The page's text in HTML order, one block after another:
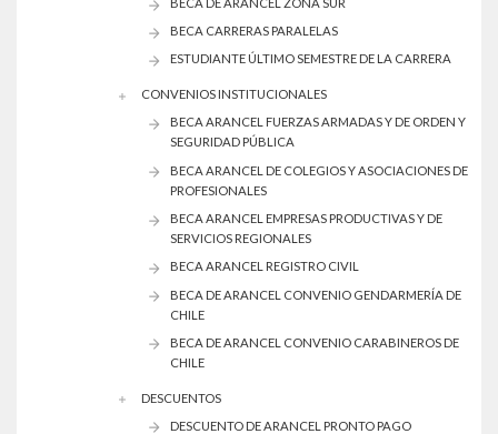
BECA CARRERAS PARALELAS
ESTUDIANTE ÚLTIMO SEMESTRE DE LA CARRERA
CONVENIOS INSTITUCIONALES
BECA ARANCEL FUERZAS ARMADAS Y DE ORDEN Y
SEGURIDAD PÚBLICA
BECA ARANCEL DE COLEGIOS Y ASOCIACIONES DE
PROFESIONALES
BECA ARANCEL EMPRESAS PRODUCTIVAS Y DE
SERVICIOS REGIONALES
BECA ARANCEL REGISTRO CIVIL
BECA DE ARANCEL CONVENIO GENDARMERÍA DE
CHILE
BECA DE ARANCEL CONVENIO CARABINEROS DE
CHILE
DESCUENTOS
DESCUENTO DE ARANCEL PRONTO PAGO